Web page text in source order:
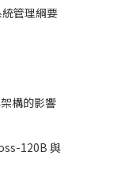
管理綱要
構的影響
120B 與